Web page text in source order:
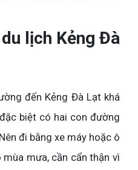
lịch Kẻng Đà
đến Kẻng Đà Lạt khá
biệt có hai con đường
đi bằng xe máy hoặc ô
mưa, cần cẩn thận vì